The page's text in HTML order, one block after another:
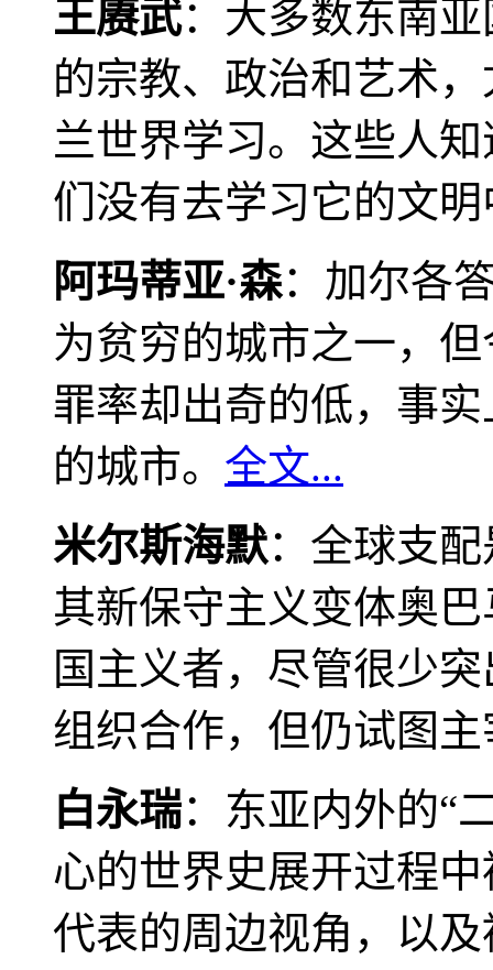
王赓武：大多数东南
的宗教、政治和艺术
兰世界学习。这些人
们没有去学习它的文
阿玛蒂亚·森：加尔各
为贫穷的城市之一，
罪率却出奇的低，事
的城市。 全文...
米尔斯海默：全球支
其新保守主义变体奥
国主义者，尽管很少
组织合作，但仍试图
白永瑞：东亚内外的“
心的世界史展开过程
代表的周边视角，以